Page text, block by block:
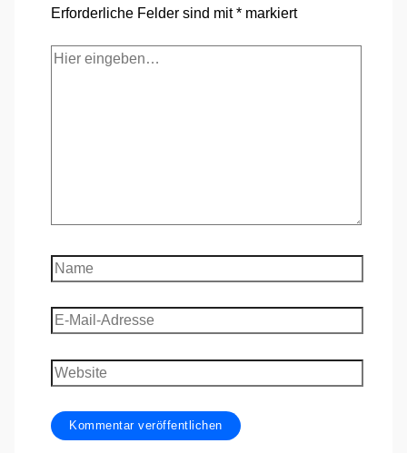
Erforderliche Felder sind mit* markiert
Hier
Name
E-
Mail-
Adresse
Website